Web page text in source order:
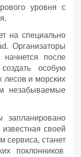
уровня с
на специально
Организаторы
начнется после
особую
лесов и морских
незабываемые
запланировано
своей
сервиса, станет
поклонников